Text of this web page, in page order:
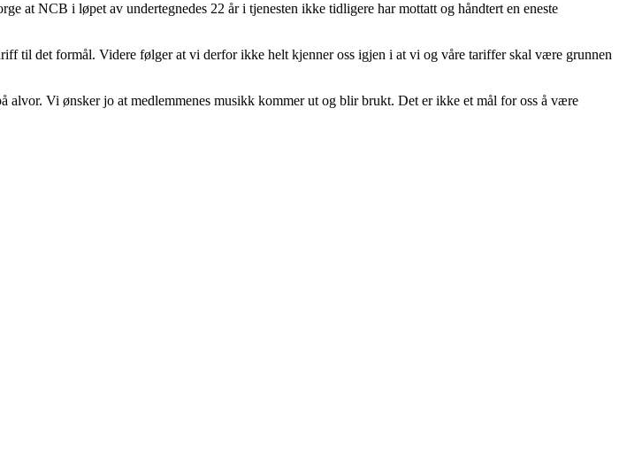
at NCB i løpet av undertegnedes 22 år i tjenesten ikke tidligere har mottatt og håndtert en eneste
til det formål. Videre følger at vi derfor ikke helt kjenner oss igjen i at vi og våre tariffer skal være grunnen
Vi ønsker jo at medlemmenes musikk kommer ut og blir brukt. Det er ikke et mål for oss å være